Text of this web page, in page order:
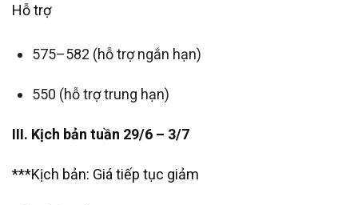
Hỗ trợ
575–582 (hỗ trợ ngắn hạn)
550 (hỗ trợ trung hạn)
III. Kịch bản tuần 29/6 – 3/7
***Kịch bản: Giá tiếp tục giảm